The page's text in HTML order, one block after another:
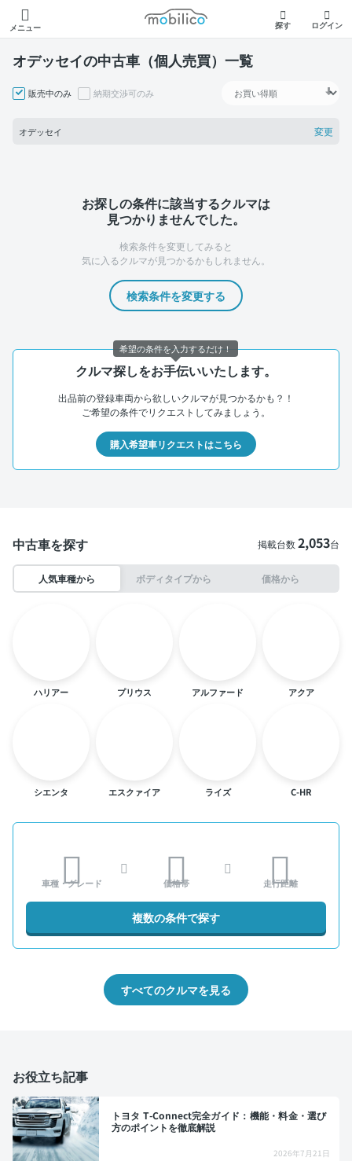
メニュー
モビリコ
探す ログイン
オデッセイの中古車（個人売買）一覧
販売中のみ 納期交渉可のみ
オデッセイ 変更
お探しの条件に該当するクルマは
見つかりませんでした。
検索条件を変更してみると
気に入るクルマが見つかるかもしれません。
検索条件を変更する
クルマ探しをお手伝いいたします。
出品前の登録車両から欲しいクルマが見つかるかも？！
ご希望の条件でリクエストしてみましょう。
購入希望車リクエストはこちら
中古車を探す 掲載台数2,053台
人気車種から ボディタイプから 価格から
ハリアー プリウス アルファード アクア
シエンタ エスクァイア ライズ C-HR
車種・グレード 価格帯 走行距離
複数の条件で探す
すべてのクルマを見る
お役立ち記事
トヨタ T-Connect完全ガイド：機能・料金・選び
方のポイントを徹底解説
2026年7月21日
希望の条件を入力するだけ！